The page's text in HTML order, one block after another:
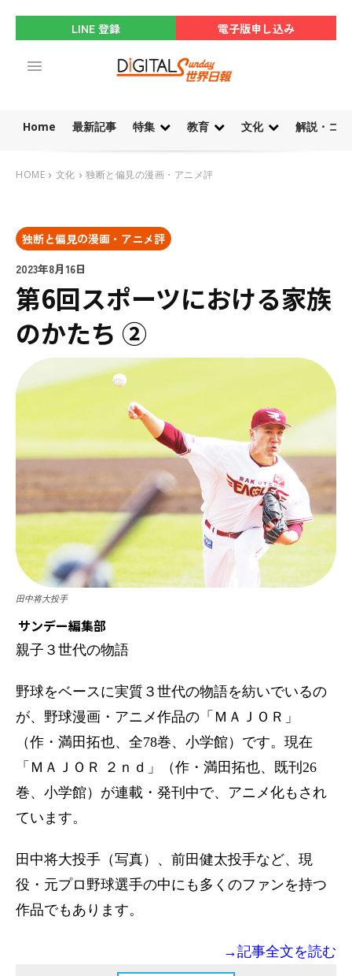
LINE 登録 電子版申し込み
Home 最新記事 特集 教育 文化 解説・コ
HOME 文化 独断と偏見の漫画・アニメ評
独断と偏見の漫画・アニメ評
2023年8月16日
第6回スポーツにおける家族
のかたち ②
田中将大投手
サンデー編集部
親子３世代の物語
野球をベースに実質３世代の物語を紡いでいるの
が、野球漫画・アニメ作品の「ＭＡＪＯＲ」
（作・満田拓也、全78巻、小学館）です。現在
「ＭＡＪＯＲ ２ｎｄ」（作・満田拓也、既刊26
巻、小学館）が連載・発刊中で、アニメ化もされ
ています。
田中将大投手（写真）、前田健太投手など、現
役・元プロ野球選手の中にも多くのファンを持つ
作品でもあります。
→記事全文を読む